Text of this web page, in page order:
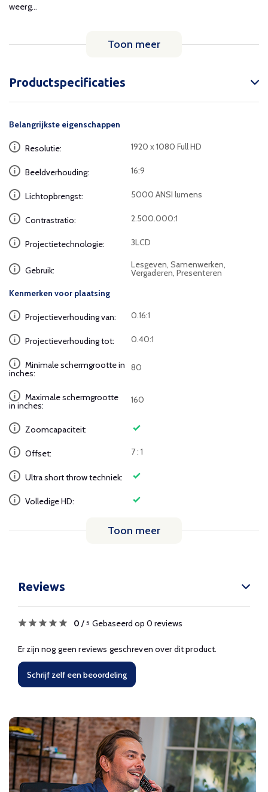
weerg...
Toon meer
Productspecificaties
Belangrijkste eigenschappen
Resolutie: 1920 x 1080 Full HD
Beeldverhouding: 16:9
Lichtopbrengst: 5000 ANSI lumens
Contrastratio: 2.500.000:1
Projectietechnologie: 3LCD
Gebruik:
Lesgeven, Samenwerken,
Vergaderen, Presenteren
Kenmerken voor plaatsing
Projectieverhouding van: 0.16:1
Projectieverhouding tot: 0.40:1
Minimale schermgrootte in
inches:
80
Maximale schermgrootte
in inches:
160
Zoomcapaciteit:
Offset: 7 : 1
Ultra short throw techniek:
Volledige HD:
Toon meer
Reviews
0 / 5 Gebaseerd op 0 reviews
Er zijn nog geen reviews geschreven over dit product.
Schrijf zelf een beoordeling